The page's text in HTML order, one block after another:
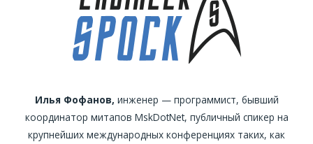
Илья Фофанов, инженер — программист, бывший
координатор митапов MskDotNet, публичный спикер на
крупнейших международных конференциях таких, как